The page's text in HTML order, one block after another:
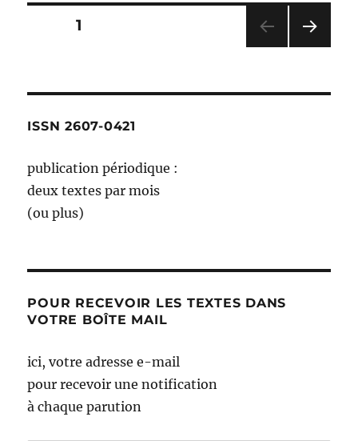
?
fini
Pagination
publications
PAGE1
ANT
ISSN 2607-0421
publication périodique :
deux textes par mois
(ou plus)
POUR RECEVOIR LES TEXTES DANS
VOTRE BOÎTE MAIL
ici, votre adresse e-mail
pour recevoir une notification
à chaque parution